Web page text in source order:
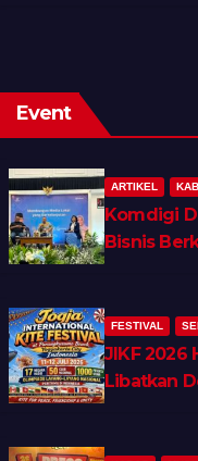
Event
ARTIKEL
Komdigi
Bisnis
FESTIVAL
JIKF 2026
Libatkan